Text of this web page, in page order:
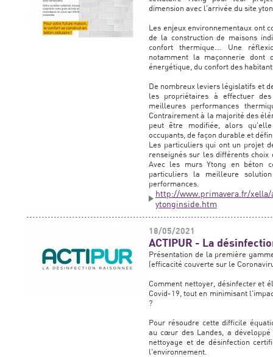
dimension avec l'arrivée du site
Les enjeux environnementaux ont
de la construction de maisons
confort thermique... Une
notamment la maçonnerie dont
énergétique, du confort des
De nombreux leviers législatifs et
les propriétaires à effectuer
meilleures performances
Contrairement à la majorité des
peut être modifiée, alors
occupants, de façon durable et
Les particuliers qui ont un projet
renseignés sur les différents
Avec les murs Ytong en béton
particuliers la meilleure
performances.
http://www.primavera.fr/
ytonginside.htm
18/05/2021
ACTIPUR - La
Présentation de la première
(efficacité couverte sur le
Comment nettoyer, désinfecter et
Covid-19, tout en minimisant
?
Pour résoudre cette difficile
au cœur des Landes, a
nettoyage et de désinfection
l'environnement.